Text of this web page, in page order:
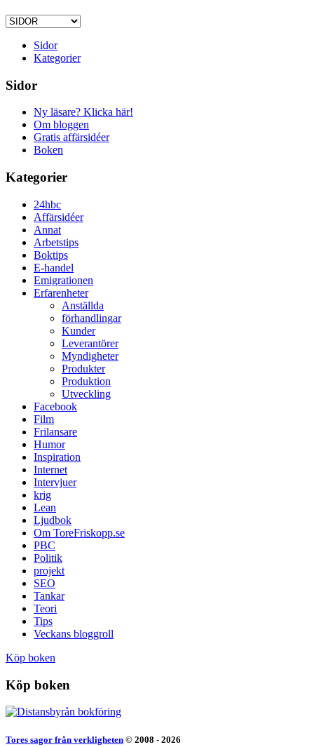
Sidor
Kategorier
Sidor
Ny läsare? Klicka här!
Om bloggen
Gratis affärsidéer
Boken
Kategorier
24hbc
Affärsidéer
Annat
Arbetstips
Boktips
E-handel
Emigrationen
Erfarenheter
Anställda
förhandlingar
Kunder
Leverantörer
Myndigheter
Produkter
Produktion
Utveckling
Facebook
Film
Frilansare
Humor
Inspiration
Internet
Intervjuer
krig
Lean
Ljudbok
Om ToreFriskopp.se
PBC
Politik
projekt
SEO
Tankar
Teori
Tips
Veckans bloggroll
Köp boken
Köp boken
Tores sagor från verkligheten © 2008 - 2026